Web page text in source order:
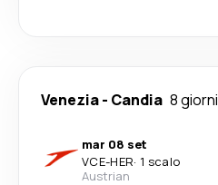
Venezia- Candia 8 giorni
mar 08 set
VCE-HER· 1 scalo
Austrian